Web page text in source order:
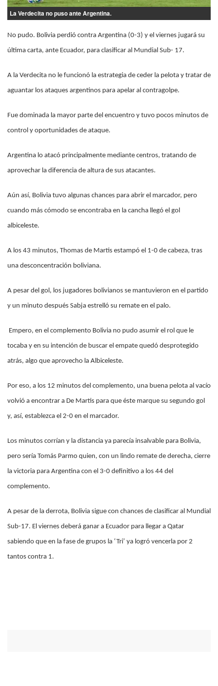
La Verdecita no puso ante Argentina.
No pudo. Bolivia perdió contra Argentina (0-3) y el viernes jugará su
última carta, ante Ecuador, para clasificar al Mundial Sub- 17.
A la Verdecita no le funcionó la estrategia de ceder la pelota y tratar de
aguantar los ataques argentinos para apelar al contragolpe.
Fue dominada la mayor parte del encuentro y tuvo pocos minutos de
control y oportunidades de ataque.
Argentina lo atacó principalmente mediante centros, tratando de
aprovechar la diferencia de altura de sus atacantes.
Aún así, Bolivia tuvo algunas chances para abrir el marcador, pero
cuando más cómodo se encontraba en la cancha llegó el gol
albiceleste.
A los 43 minutos, Thomas de Martis estampó el 1-0 de cabeza, tras
una desconcentración boliviana.
A pesar del gol, los jugadores bolivianos se mantuvieron en el partido
y un minuto después Sabja estrelló su remate en el palo.
Empero, en el complemento Bolivia no pudo asumir el rol que le
tocaba y en su intención de buscar el empate quedó desprotegido
atrás, algo que aprovecho la Albiceleste.
Por eso, a los 12 minutos del complemento, una buena pelota al vacío
volvió a encontrar a De Martis para que éste marque su segundo gol
y, así, establezca el 2-0 en el marcador.
Los minutos corrían y la distancia ya parecía insalvable para Bolivia,
pero sería Tomás Parmo quien, con un lindo remate de derecha, cierre
la victoria para Argentina con el 3-0 definitivo a los 44 del
complemento.
A pesar de la derrota, Bolivia sigue con chances de clasificar al Mundial
Sub-17. El viernes deberá ganar a Ecuador para llegar a Qatar
sabiendo que en la fase de grupos la ‘Tri’ ya logró vencerla por 2
tantos contra 1.